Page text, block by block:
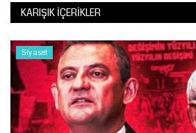
KARIŞIK İÇERIKLER
Siyaset